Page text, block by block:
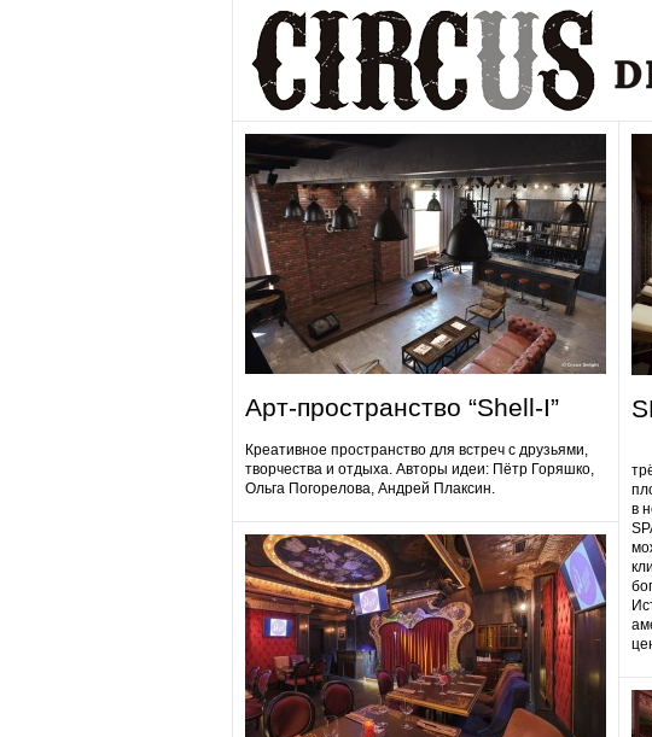
Арт-пространство “Shell-I”
Креативное пространство для встреч с друзьями,
творчества и отдыха. Авторы идеи: Пётр Горяшко,
Ольга Погорелова, Андрей Плаксин.
в